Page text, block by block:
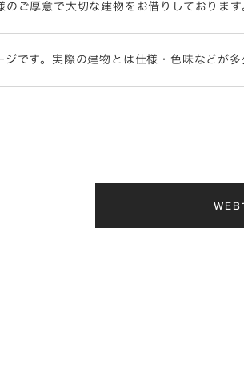
のご厚意で大切な建物をお借りしておりま
ジです。実際の建物とは仕様・色味などが多
WEB